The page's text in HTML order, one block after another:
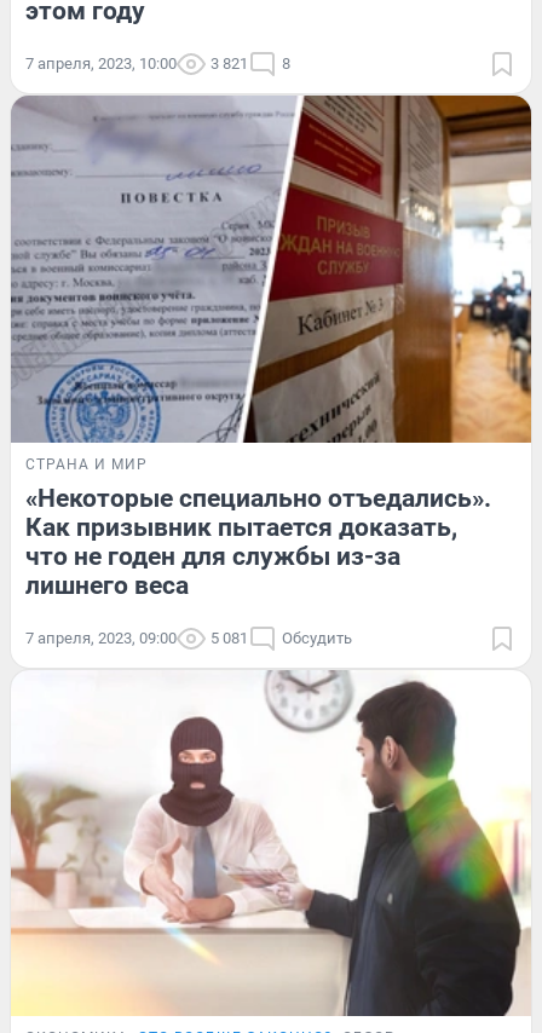
этом году
7 апреля, 2023, 10:00 3 821 8
СТРАНА И МИР
«Некоторые специально отъедались».
Как призывник пытается доказать,
что не годен для службы из-за
лишнего веса
7 апреля, 2023, 09:00 5 081 Обсудить